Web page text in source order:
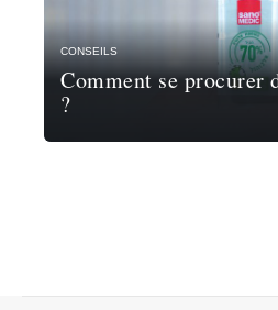
CONSEILS
Comment se procurer
?